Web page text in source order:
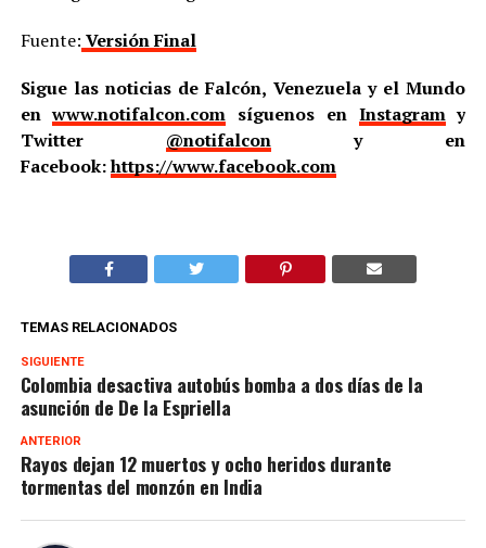
Fuente: Versión Final
Sigue las noticias de Falcón, Venezuela y el Mundo
enwww.notifalcon.com síguenos en Instagramy
Twitter @notifalcony en
Facebook:https://www.facebook.com
TEMAS RELACIONADOS
SIGUIENTE
Colombia desactiva autobús bomba a dos días de la
asunción de De la Espriella
ANTERIOR
Rayos dejan 12 muertos y ocho heridos durante
tormentas del monzón en India